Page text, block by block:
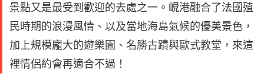
景點又是最受到歡迎的去處之一。峴港融合了法國殖
民時期的浪漫風情、以及當地海島氣候的優美景色，
加上規模龐大的遊樂園、名勝古蹟與歐式教堂，來這
裡情侶約會再適合不過！